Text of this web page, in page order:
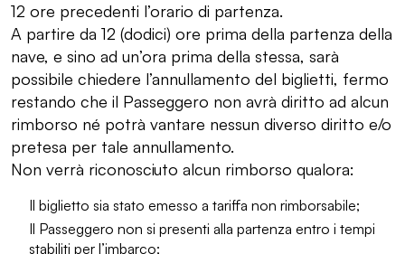
12 ore precedenti l’orario di partenza.
A partire da 12 (dodici) ore prima della partenza della
nave, e sino ad un’ora prima della stessa, sarà
possibile chiedere l’annullamento del biglietti, fermo
restando che il Passeggero non avrà diritto ad alcun
rimborso né potrà vantare nessun diverso diritto e/o
pretesa per tale annullamento.
Non verrà riconosciuto alcun rimborso qualora:
Il biglietto sia stato emesso a tariffa non rimborsabile;
Il Passeggero non si presenti alla partenza entro i tempi
stabiliti per l’imbarco;